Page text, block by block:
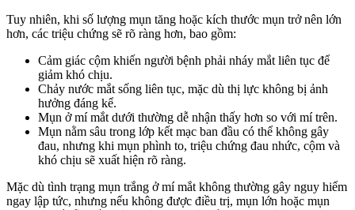
Tuy nhiên, khi số lượng mụn tăng hoặc kích thước mụn trở nên lớn
hơn, các triệu chứng sẽ rõ ràng hơn, bao gồm:
Cảm giác cộm khiến người bệnh phải nháy mắt liên tục để
giảm khó chịu.
Chảy nước mắt sống liên tục, mặc dù thị lực không bị ảnh
hưởng đáng kể.
Mụn ở mí mắt dưới thường dễ nhận thấy hơn so với mí trên.
Mụn nằm sâu trong lớp kết mạc ban đầu có thể không gây
đau, nhưng khi mụn phình to, triệu chứng đau nhức, cộm và
khó chịu sẽ xuất hiện rõ ràng.
Mặc dù tình trạng mụn trắng ở mí mắt không thường gây nguy hiểm
ngay lập tức, nhưng nếu không được điều trị, mụn lớn hoặc mụn